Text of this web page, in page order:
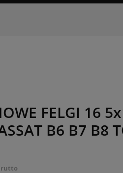
FELGI 16
B6 B7 B8